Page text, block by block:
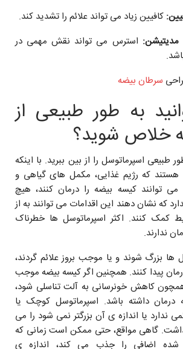
کافیین زیاد می تواند علائم را تشدید کند‌.
استرس می تواند نقش مهمی در
سرطان بیضه
به طور طبیعی از
خلاص شوید؟
طبیعی اسپرماتوسل را از بین ببرید. با اینکه
هستند که رژیم غذایی، مکمل های گیاهی و
توانند کیسه بیضه را درمان کنند، هیچ
که نشان دهند این اقدامات می توانند به از
کمک کنند. اکثر اسپرماتوسل ها خطرناک
ندارند.
ها بزرگ شوند و یا موجب بروز علائم گردند،
پیدا کنند. همچنین اگر کیسه بیضه موجب
کاهش خونرسانی به آلت تناسلی شود،
داشته باشد. اسپرماتوسل کوچک یا
ندارد یا اندازه ی آن بزرگتر نمی شود را می
گاهی مواقع، حتی ممکن است زمانی که
اضافی را جذب می کند، اندازه ی